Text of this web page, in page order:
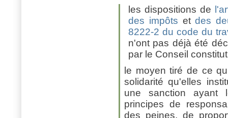
les dispositions de
des impôts etdes
8222-2 du code du
n'ont pas déjà été
par le Conseil
le moyen tiré de ce
solidarité qu'elles
une sanction ayant
principes de
des peines, de